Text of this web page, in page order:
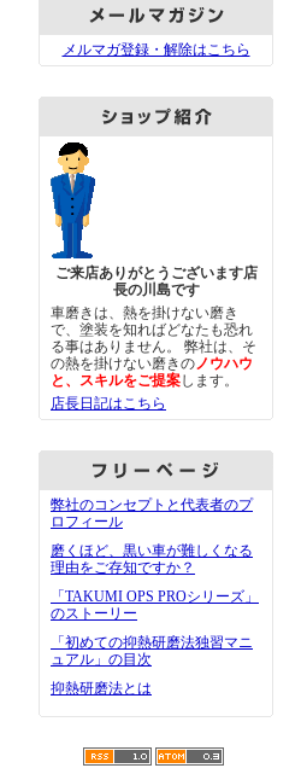
メルマガ登録・解除はこちら
ご来店ありがとうございます店
長の川島です
車磨きは、熱を掛けない磨き
で、塗装を知ればどなたも恐れ
る事はありません。 弊社は、そ
の熱を掛けない磨きのノウハウ
と、スキルをご提案します。
店長日記はこちら
弊社のコンセプトと代表者のプ
ロフィール
磨くほど、黒い車が難しくなる
理由をご存知ですか？
「TAKUMI OPS PROシリーズ」
のストーリー
「初めての抑熱研磨法独習マニ
ュアル」の目次
抑熱研磨法とは